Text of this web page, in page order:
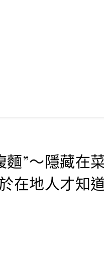
”～隱藏在
在地人才知